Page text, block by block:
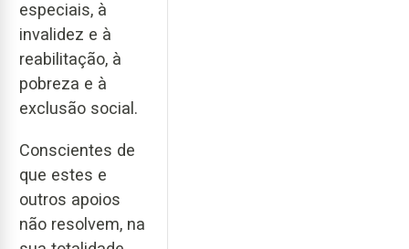
especiais, à
invalidez e à
reabilitação, à
pobreza e à
exclusão social.
Conscientes de
que estes e
outros apoios
não resolvem, na